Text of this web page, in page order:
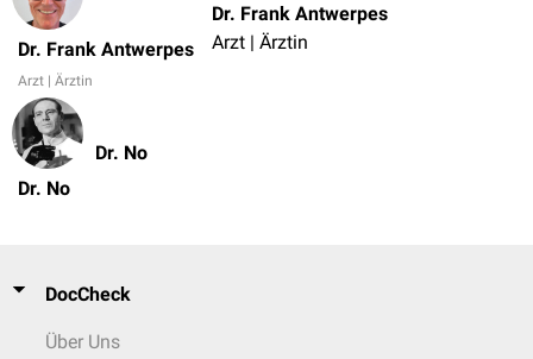
Dr. Frank Antwerpes
Arzt | Ärztin
Dr. Frank Antwerpes
Arzt | Ärztin
Dr. No
Dr. No
DocCheck
Über Uns